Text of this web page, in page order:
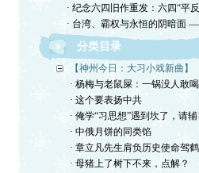
· 纪念六四旧作重发：六四“平
· 台湾、霸权与永恒的阴暗面
分类目录
【神州今日：大习小戏新曲】
· 杨梅与老鼠屎：一锅没人敢
· 这个要表扬中共
· 俺学“习思想”遇到坎了，请
· 中俄月饼的同类馅
· 章立凡先生肩负历史使命驾
· 母猪上了树下不来，点解？